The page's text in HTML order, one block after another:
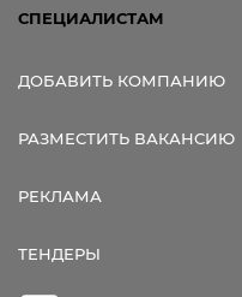
СПЕЦИАЛИСТАМ
ДОБАВИТЬ КОМПАНИЮ
РАЗМЕСТИТЬ ВАКАНСИЮ
РЕКЛАМА
ТЕНДЕРЫ